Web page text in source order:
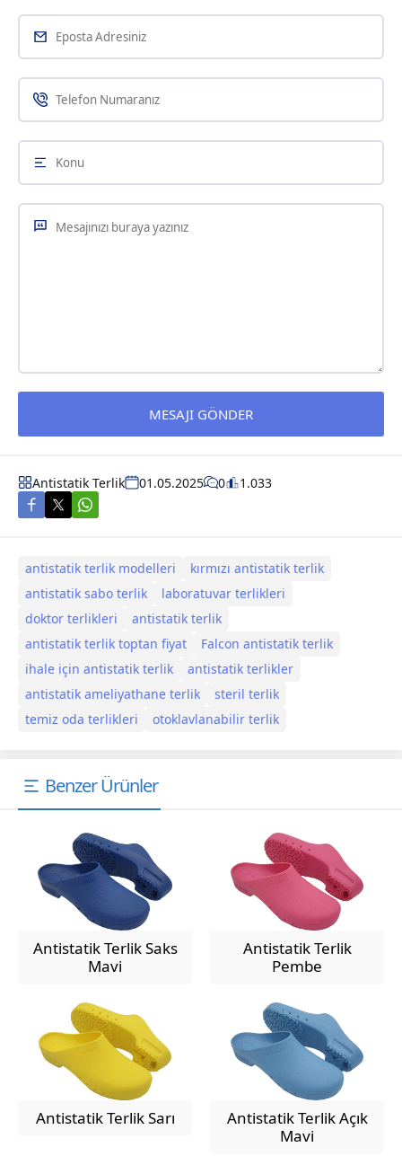
Antistatik Terlik 01.05.2025 0 1.033
antistatik terlik modelleri
kırmızı antistatik terlik
antistatik sabo terlik
laboratuvar terlikleri
doktor terlikleri
antistatik terlik
antistatik terlik toptan fiyat
Falcon antistatik terlik
ihale için antistatik terlik
antistatik terlikler
antistatik ameliyathane terlik
steril terlik
temiz oda terlikleri
otoklavlanabilir terlik
Benzer Ürünler
Antistatik Terlik Saks
Mavi
Antistatik Terlik
Pembe
Antistatik Terlik Sarı
Antistatik Terlik Açık
Mavi